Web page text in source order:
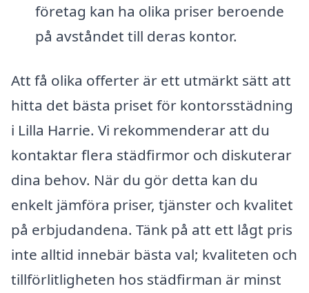
företag kan ha olika priser beroende
på avståndet till deras kontor.
Att få olika offerter är ett utmärkt sätt att
hitta det bästa priset för kontorsstädning
i Lilla Harrie. Vi rekommenderar att du
kontaktar flera städfirmor och diskuterar
dina behov. När du gör detta kan du
enkelt jämföra priser, tjänster och kvalitet
på erbjudandena. Tänk på att ett lågt pris
inte alltid innebär bästa val; kvaliteten och
tillförlitligheten hos städfirman är minst